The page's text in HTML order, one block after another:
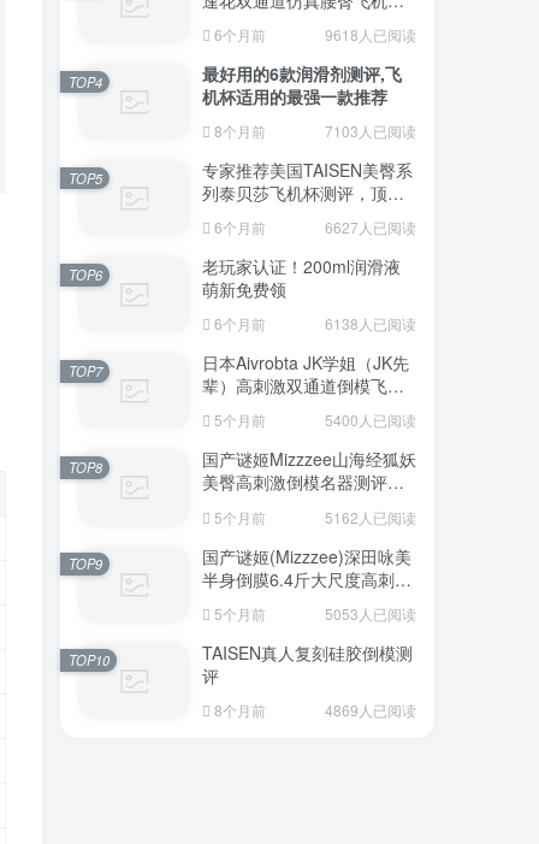
致真实感的资深玩家
6个月前 9618人已阅读
最好用的6款润滑剂测评,飞
机杯适用的最强一款推荐
8个月前 7103人已阅读
TOP4
专家推荐美国TAISEN美臀系
列泰贝莎飞机杯测评，顶级
品质带来极致享受!
6个月前 6627人已阅读
TOP5
老玩家认证！200ml润滑液
萌新免费领
6个月前 6138人已阅读
TOP6
日本Aivrobta JK学姐（JK先
辈）高刺激双通道倒模飞机
杯深度测评报告
5个月前 5400人已阅读
TOP7
国产谜姬Mizzzee山海经狐妖
美臀高刺激倒模名器测评报
5个月前 5162人已阅读
TOP8
国产谜姬(Mizzzee)深田咏美
半身倒膜6.4斤大尺度高刺激
5个月前 5053人已阅读
TOP9
TAISEN真人复刻硅胶倒模测
评
8个月前 4869人已阅读
TOP10